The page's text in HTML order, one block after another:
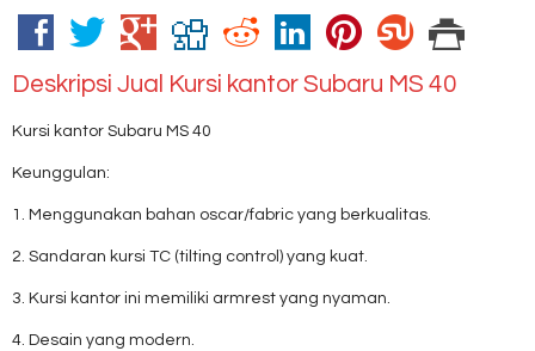
Deskripsi Jual Kursi kantor Subaru MS 40
Kursi kantor Subaru MS 40
Keunggulan:
1. Menggunakan bahan oscar/fabric yang berkualitas.
2. Sandaran kursi TC (tilting control) yang kuat.
3. Kursi kantor ini memiliki armrest yang nyaman.
4. Desain yang modern.